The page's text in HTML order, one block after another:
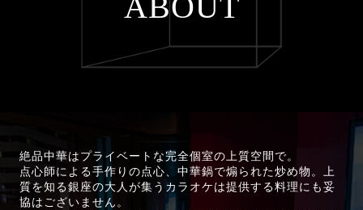
絶品中華はプライベートな完全個室の上質空間で。
点心師による手作りの点心、中華鍋で煽られた炒め物。上
質を知る銀座の大人が集うカラオケは提供する料理にも妥
協はございません。